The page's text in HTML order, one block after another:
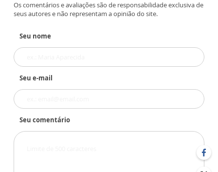
Os comentários e avaliações são de responsabilidade exclusiva de
seus autores e não representam a opinião do site.
Seu nome
Seu e-mail
Seu comentário